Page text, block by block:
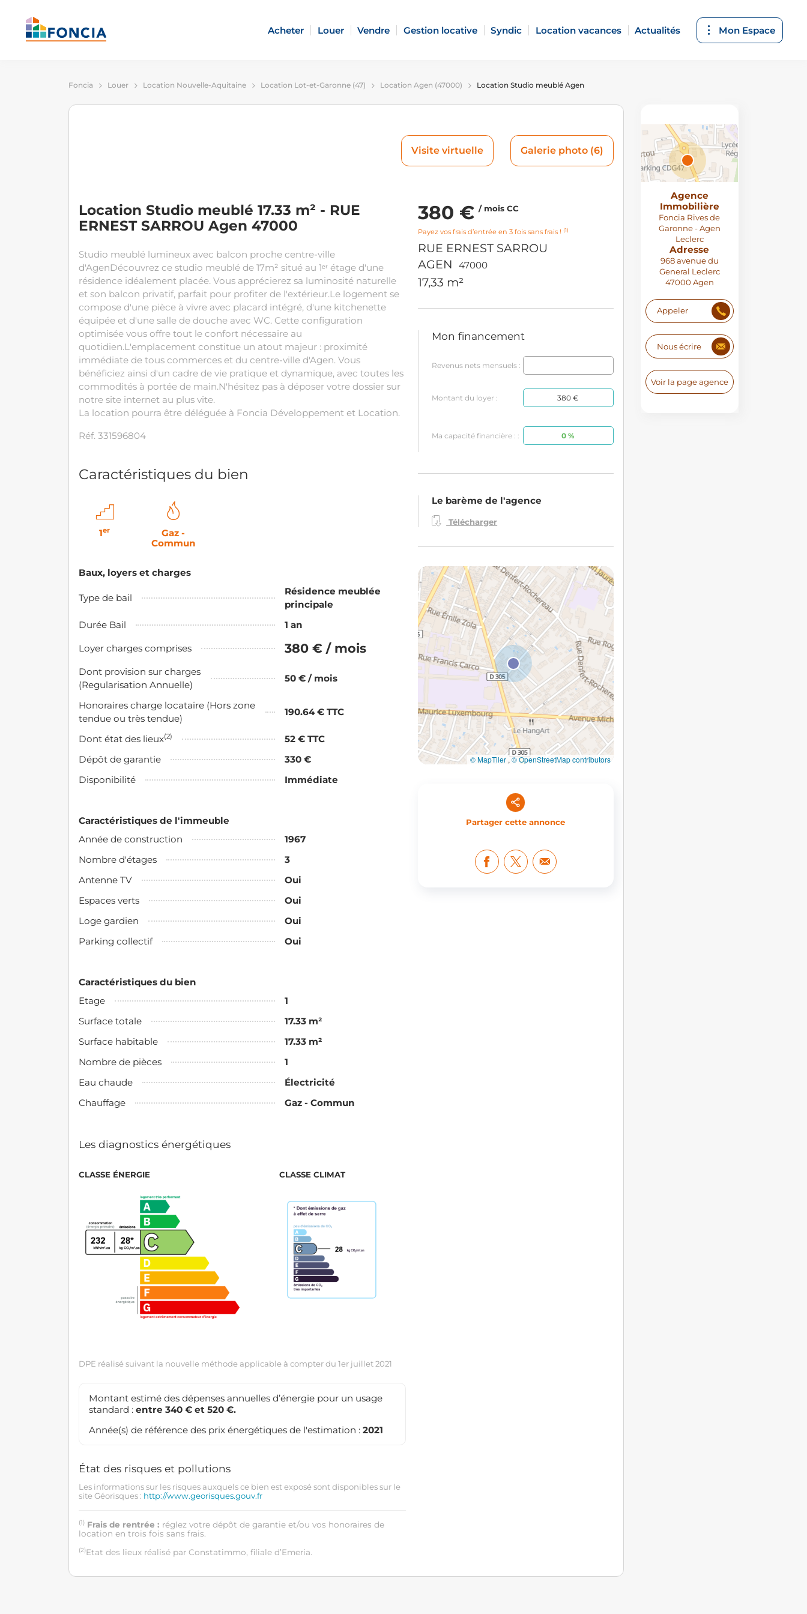
Acheter Louer Vendre Gestion locative Syndic Location vacances Actualités Mon Espace
Foncia Louer Location Nouvelle-Aquitaine Location Lot-et-Garonne (47) Location Agen (47000) Location Studio meublé Agen
Visite virtuelle Galerie photo (6)
Location Studio meublé 17.33 m² - RUE
ERNEST SARROU Agen 47000
Studio meublé lumineux avec balcon proche centre-ville
d'AgenDécouvrez ce studio meublé de 17m² situé au 1ᵉʳ étage d'une
résidence idéalement placée. Vous apprécierez sa luminosité naturelle
et son balcon privatif, parfait pour profiter de l'extérieur.Le logement se
compose d'une pièce à vivre avec placard intégré, d'une kitchenette
équipée et d'une salle de douche avec WC. Cette configuration
optimisée vous offre tout le confort nécessaire au
quotidien.L'emplacement constitue un atout majeur : proximité
immédiate de tous commerces et du centre-ville d'Agen. Vous
bénéficiez ainsi d'un cadre de vie pratique et dynamique, avec toutes les
commodités à portée de main.N'hésitez pas à déposer votre dossier sur
notre site internet au plus vite.
La location pourra être déléguée à Foncia Développement et Location.
Réf. 331596804
Caractéristiques du bien
1er
Gaz -
Commun
Baux, loyers et charges
Type de bail
Résidence meublée
principale
Durée Bail
1 an
Loyer charges comprises 380 € / mois
Dont provision sur charges
(Regularisation Annuelle)
50 € / mois
Honoraires charge locataire (Hors zone
tendue ou très tendue)
190.64 € TTC
Dont état des lieux(2)
52 € TTC
Dépôt de garantie
330 €
Disponibilité
Immédiate
Caractéristiques de l'immeuble
Année de construction
1967
Nombre d'étages
3
Antenne TV
Oui
Espaces verts
Oui
Loge gardien
Oui
Parking collectif
Oui
Caractéristiques du bien
Etage
1
Surface totale
17.33 m²
Surface habitable
17.33 m²
Nombre de pièces
1
Eau chaude
Électricité
Chauffage
Gaz - Commun
Les diagnostics énergétiques
CLASSE ÉNERGIE CLASSE CLIMAT
DPE réalisé suivant la nouvelle méthode applicable à compter du 1er juillet 2021
Montant estimé des dépenses annuelles d’énergie pour un usage
standard :entre 340 € et 520 €.
Année(s) de référence des prix énergétiques de l'estimation :2021
État des risques et pollutions
Les informations sur les risques auxquels ce bien est exposé sont disponibles sur le
site Géorisques : http://www.georisques.gouv.fr
(1) Frais de rentrée : réglez votre dépôt de garantie et/ou vos honoraires de
location en trois fois sans frais.
(2)Etat des lieux réalisé par Constatimmo, filiale d’Emeria.
380 € / mois CC
Payez vos frais d’entrée en 3 fois sans frais ! (1)
RUE ERNEST SARROU
AGEN
47000
17,33 m²
Mon financement
Revenus nets mensuels :
Montant du loyer : 380 €
Ma capacité financière : : 0 %
Le barème de l'agence
Télécharger
© MapTiler ,© OpenStreetMap contributors
Partager cette annonce
Attributions
© MapTiler
© OpenStreetMap
contributors
Agence
Immobilière
Foncia Rives de
Garonne - Agen
Leclerc
Adresse
968 avenue du
General Leclerc
47000 Agen
Appeler
Nous écrire
Voir la page agence